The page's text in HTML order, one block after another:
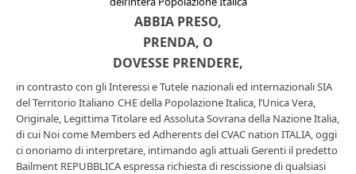
ABBIA PRESO,
PRENDA, O
DOVESSE PRENDERE,
in contrasto con gli Interessie Tutele nazionali ed internazionaliSIA
del Territorio Italiano CHEdella PopolazioneItalica l’Unica Vera,
Originale, LegittimaTitolare ed Assoluta Sovrana della Nazione Italia,
di cui Noi come Members ed Adherents del CVAC nation ITALIA, oggi
cionoriamo di interpretare intimando agli attuali Gerenti il predetto
Bailment REPUBBLICA espressa richiesta di rescissione di qualsiasi